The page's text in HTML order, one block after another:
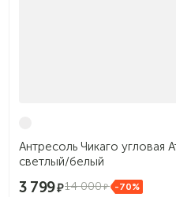
Антресоль Чикаго угловая
светлый/белый
3 799 14 000 -70%